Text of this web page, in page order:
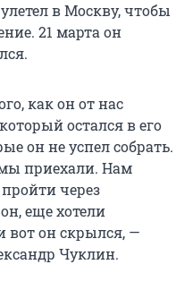
в Москву, чтобы
21 марта он
как он от нас
остался в его
он не успел собрать.
приехали. Нам
через
еще хотели
вот он скрылся, —
Чуклин.